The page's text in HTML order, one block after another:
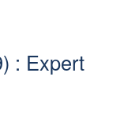
: Expert